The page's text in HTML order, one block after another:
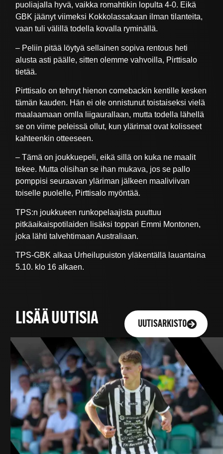
puoliajalla hyvä, vaikka romahtikin lopulta 4-0. Eikä
GBK jäänyt viimeksi Kokkolassakaan ilman tilanteita,
vaan tuli välillä todella kovalla ryminällä.
– Peliin pitää löytyä sellainen sopiva rentous heti
alusta asti päälle, sitten olemme vahvoilla, Pirttisalo
tietää.
Pirttisalo on tehnyt hienon comebackin kentille kesken
tämän kauden. Hän ei ole onnistunut toistaiseksi vielä
maalaamaan omlla liigaurallaan, mutta todella lähellä
se on viime peleissä ollut, kun ylärimat ovat kolisseet
kahteenkin otteeseen.
– Tämä on joukkuepeli, eikä sillä on kuka ne maalit
tekee. Mutta olisihan se ihan mukava, jos se pallo
pomppisi seuraavan yläriman jälkeen maaliviivan
toiselle puolelle, Pirttisalo myöntää.
TPS:n joukkueen runkopelaajista puuttuu
pitkäaikaispotilaiden lisäksi toppari Emmi Montonen,
joka lähti talvehtimaan Australiaan.
TPS-GBK alkaa Urheilupuiston yläkentällä lauantaina
5.10. klo 16 alkaen.
LISÄÄ UUTISIA UUTISARKISTO